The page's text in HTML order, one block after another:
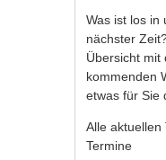
Was ist los in
nächster
Übersicht mit
kommenden
etwas für Sie
Alle
Termine